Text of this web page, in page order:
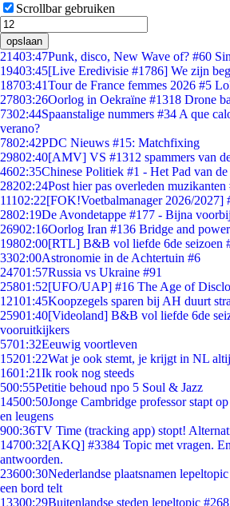
Scrollbar gebruiken
opslaan
21403:47Punk, disco, New Wave of? #60
19403:45[Live Eredivisie #1786] We zijn
18703:41Tour de France femmes 2026 #5
27803:26Oorlog in Oekraïne #1318 Drone
7302:44Spaanstalige nummers #34 A que
verano?
7802:42PDC Nieuws #15: Matchfixing
29802:40[AMV] VS #1312 spammers van
4602:35Chinese Politiek #1 - Het Pad van
28202:24Post hier pas overleden muzikanten
11102:22[FOK!Voetbalmanager 2026/2027]
2802:19De Avondetappe #177 - Bijna
26902:16Oorlog Iran #136 Bridge and
19802:00[RTL] B&B vol liefde 6de seizoen
3302:00Astronomie in de Achtertuin #6
24701:57Russia vs Ukraine #91
25801:52[UFO/UAP] #16 The Age of
12101:45Koopzegels sparen bij AH duurt
25901:40[Videoland] B&B vol liefde 6de
vooruitkijkers
5701:32Eeuwig voortleven
15201:22Wat je ook stemt, je krijgt in NL
1601:21Ik rook nog steeds
500:55Petitie behoud npo 5 Soul & Jazz
14500:50Jonge Cambridge professor stapt
en leugens
900:36TV Time (tracking app) stopt!
14700:32[AKQ] #3384 Topic met vragen.
antwoorden.
23600:30Nederlandse plaatsnamen
een bord telt
13300:29Buitenlandse steden lepeltopic #268